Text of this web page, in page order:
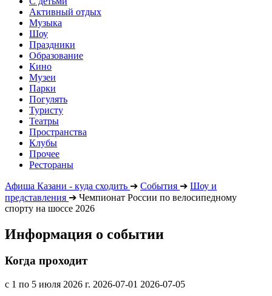
Активный отдых
Музыка
Шоу
Праздники
Образование
Кино
Музеи
Парки
Погулять
Туристу
Театры
Пространства
Клубы
Прочее
Рестораны
Афиша Казани - куда сходить ➔ События ➔ Шоу и
представления ➔ Чемпионат России по велосипедному
спорту на шоссе 2026
Информация о событии
Когда проходит
с 1 по 5 июля 2026 г. 2026-07-01 2026-07-05